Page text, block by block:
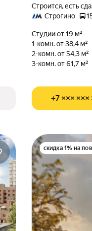
Строится, есть
Строгино
Студии от 19 м²
1-комн. от 38,4 м²
2-комн. от 54,3 м²
3-комн. от 61,7 м²
+7 ××× ×××
скидка 1% на